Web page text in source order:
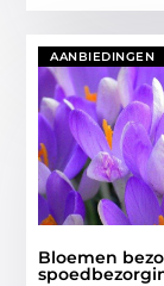
AANBIEDINGEN
Bloemen